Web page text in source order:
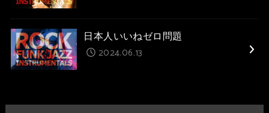
日本人いいねゼロ問題
2024.06.13